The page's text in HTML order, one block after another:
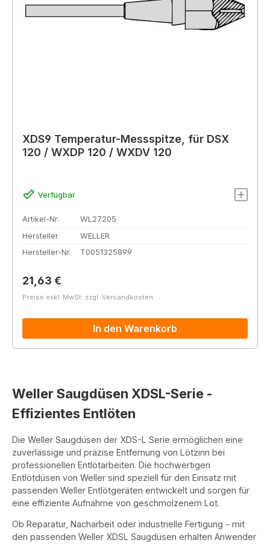
XDS9 Temperatur-Messspitze, für DSX
120 / WXDP 120 / WXDV 120
Verfügbar
Artikel-Nr.
WL27205
Hersteller
WELLER
Hersteller-Nr.
T0051325899
Regulärer Preis:
21,63 €
Preise exkl. MwSt. zzgl. Versandkosten
In den Warenkorb
Weller Saugdüsen XDSL-Serie -
Effizientes Entlöten
Die Weller Saugdüsen der XDS-L Serie ermöglichen eine
zuverlässige und präzise Entfernung von Lötzinn bei
professionellen Entlötarbeiten. Die hochwertigen
Entlötdüsen von Weller sind speziell für den Einsatz mit
passenden Weller Entlötgeräten entwickelt und sorgen für
eine effiziente Aufnahme von geschmolzenem Lot.
Ob Reparatur, Nacharbeit oder industrielle Fertigung - mit
den passenden Weller XDSL Saugdüsen erhalten Anwender